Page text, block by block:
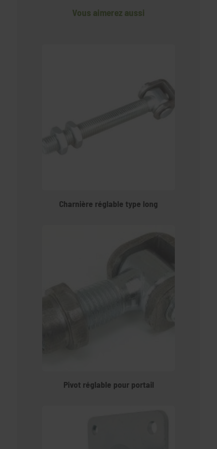
Vous aimerez aussi
Charnière réglable type long
Pivot réglable pour portail